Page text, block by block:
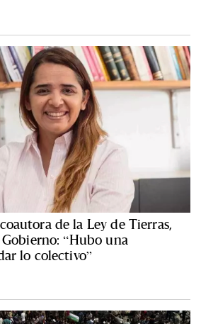
de la Ley de Tierras,
“Hubo una
lo colectivo”